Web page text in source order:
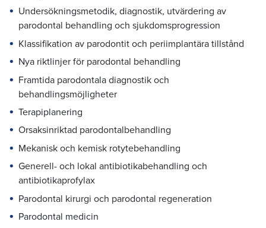
Undersökningsmetodik, diagnostik, utvärdering av
parodontal behandling och sjukdomsprogression
Klassifikation av parodontit och periimplantära tillstånd
Nya riktlinjer för parodontal behandling
Framtida parodontala diagnostik och
behandlingsmöjligheter
Terapiplanering
Orsaksinriktad parodontalbehandling
Mekanisk och kemisk rotytebehandling
Generell- och lokal antibiotikabehandling och
antibiotikaprofylax
Parodontal kirurgi och parodontal regeneration
Parodontal medicin